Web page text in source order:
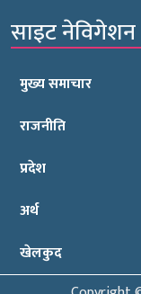
साइट नेविगेशन
मुख्य समाचार
राजनीति
प्रदेश
अर्थ
खेलकुद